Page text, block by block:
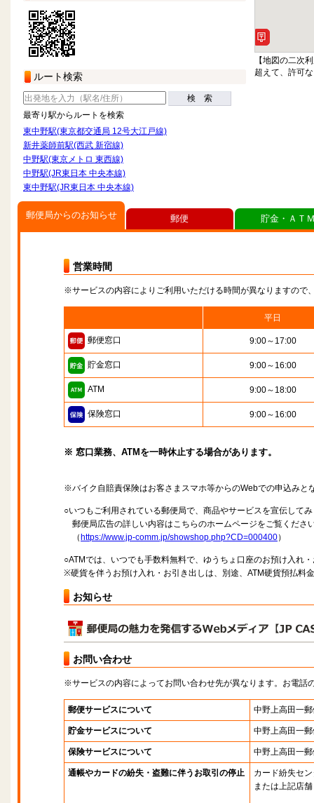
ルート検索
検 索
最寄り駅からルートを検索
東中野駅(東京都交通局 12号大江戸線)
新井薬師前駅(西武 新宿線)
中野駅(東京メトロ 東西線)
中野駅(JR東日本 中央本線)
東中野駅(JR東日本 中央本線)
【地図の二次
超えて、許可
郵便局からのお知らせ
営業時間
※サービスの内容によりご利用いただける時間が異なりますので
平日
郵便窓口 9:00～17:00
貯金窓口 9:00～16:00
ATM 9:00～18:00
保険窓口 9:00～16:00
※ 窓口業務、ATMを一時休止する場合があります。
※バイク自賠責保険はお客さまスマホ等からのWebでの申込みと
○いつもご利用されている郵便局で、商品やサービスを宣伝して
郵便局広告の詳しい内容はこちらのホームページをご覧くださ
（ https://www.jp-comm.jp/showshop.php?CD=000400）
○ATMでは、いつでも手数料無料で、ゆうちょ口座のお預け入れ
※硬貨を伴うお預け入れ・お引き出しは、別途、ATM硬貨預払料
お知らせ
お問い合わせ
※サービスの内容によってお問い合わせ先が異なります。お電話
郵便サービスについて 中野上高田一
貯金サービスについて 中野上高田一
保険サービスについて 中野上高田一
通帳やカードの紛失・盗難に伴うお取引の停止
カード紛失セ
または上記店舗
郵便 貯金・ＡＴ